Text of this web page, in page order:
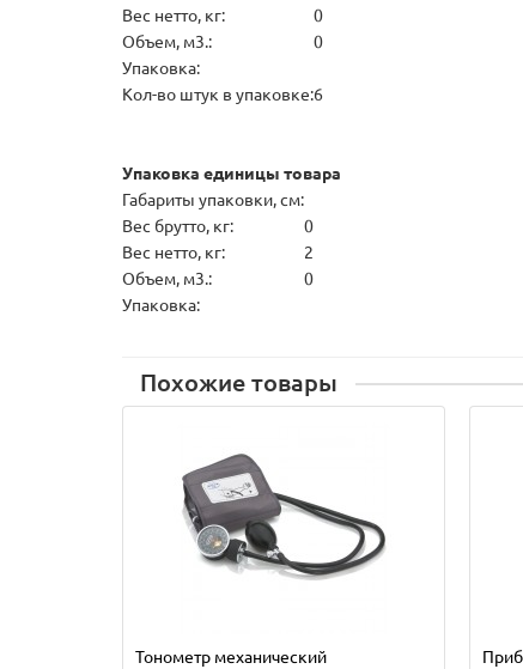
Вес нетто, кг:
0
Объем, м3.:
0
Упаковка:
Кол-во штук в упаковке:6
Упаковка единицы товара
Габариты упаковки, см:
Вес брутто, кг:
0
Вес нетто, кг:
2
Объем, м3.:
0
Упаковка:
Похожие товары
Тонометр механический